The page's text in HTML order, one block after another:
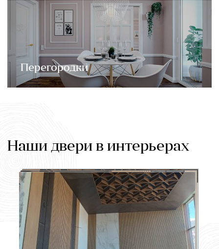
Перегородки
Наши двери в интерьерах